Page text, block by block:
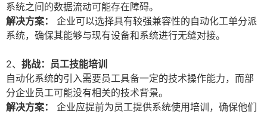
系统之间的数据流动可能存在障碍。
解决方案：
企业可以选择具有较强兼容性的自动化工单分派
系统，确保其能够与现有设备和系统进行无缝对接。
2、 挑战：员工技能培训
自动化系统的引入需要员工具备一定的技术操作能力，而部
分企业员工可能没有相关的技术背景。
解决方案：
企业应提前为员工提供系统使用培训，确保他们